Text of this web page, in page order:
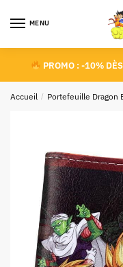
MENU
PROMO : -10%
Accueil / Portefeuille Dragon